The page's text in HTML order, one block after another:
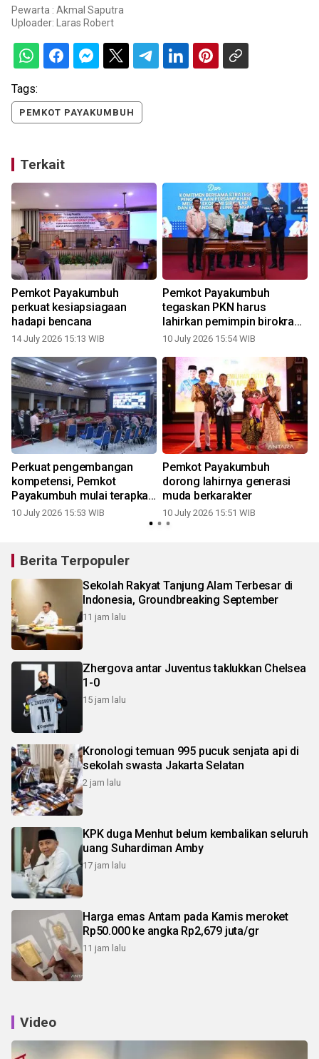
Pewarta : Akmal Saputra
Uploader:
Laras Robert
Tags:
PEMKOT PAYAKUMBUH
Terkait
Pemkot Payakumbuh
perkuat kesiapsiagaan
hadapi bencana
14 July 2026 15:13 WIB
Pemkot Payakumbuh
tegaskan PKN harus
lahirkan pemimpin birokrasi
yang berkapasitas
10 July 2026 15:54 WIB
Perkuat pengembangan
kompetensi, Pemkot
Payakumbuh mulai terapkan
ASN Corporate University
10 July 2026 15:53 WIB
Pemkot Payakumbuh
dorong lahirnya generasi
muda berkarakter
10 July 2026 15:51 WIB
Berita Terpopuler
Sekolah Rakyat Tanjung Alam Terbesar di
Indonesia, Groundbreaking September
11 jam lalu
Zhergova antar Juventus taklukkan Chelsea
1-0
15 jam lalu
Kronologi temuan 995 pucuk senjata api di
sekolah swasta Jakarta Selatan
2 jam lalu
KPK duga Menhut belum kembalikan seluruh
uang Suhardiman Amby
17 jam lalu
Harga emas Antam pada Kamis meroket
Rp50.000 ke angka Rp2,679 juta/gr
11 jam lalu
Video